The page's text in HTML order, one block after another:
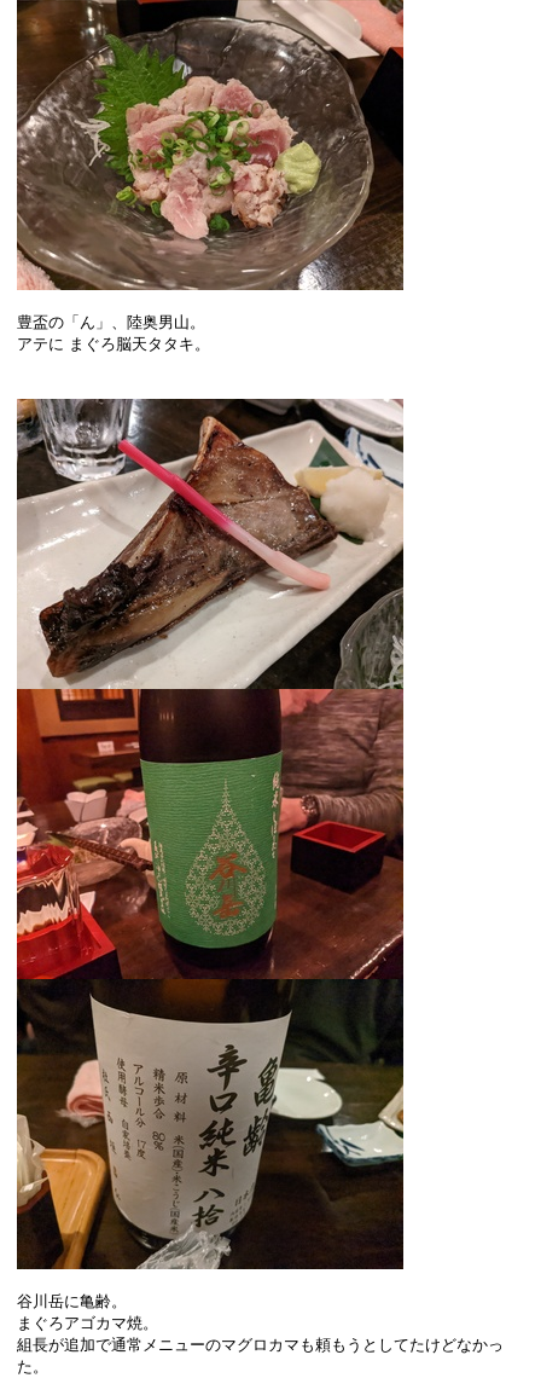
豊盃の「ん」、陸奥男山。
アテに まぐろ脳天タタキ。
谷川岳に亀齢。
まぐろアゴカマ焼。
組長が追加で通常メニューのマグロカマも頼もうとしてたけどなかっ
た。